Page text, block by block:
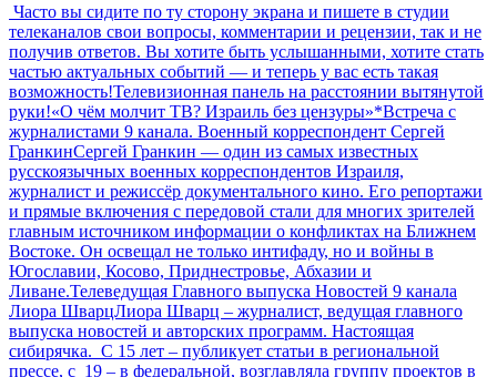
Часто вы сидите по ту сторону экрана и пишете в студии
телеканалов свои вопросы, комментарии и рецензии, так и не
получив ответов. Вы хотите быть услышанными, хотите стать
частью актуальных событий — и теперь у вас есть такая
возможность!Телевизионная панель на расстоянии вытянутой
руки!«О чём молчит ТВ? Израиль без цензуры»*Встреча с
журналистами 9 канала. Военный корреспондент Сергей
ГранкинСергей Гранкин — один из самых известных
русскоязычных военных корреспондентов Израиля,
журналист и режиссёр документального кино. Его репортажи
и прямые включения с передовой стали для многих зрителей
главным источником информации о конфликтах на Ближнем
Востоке. Он освещал не только интифаду, но и войны в
Югославии, Косово, Приднестровье, Абхазии и
Ливане.Телеведущая Главного выпуска Новостей 9 канала
Лиора ШварцЛиора Шварц – журналист, ведущая главного
выпуска новостей и авторских программ. Настоящая
сибирячка. С 15 лет – публикует статьи в региональной
прессе, с 19 – в федеральной, возглавляла группу проектов в